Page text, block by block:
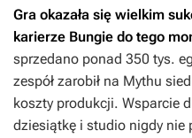
Gra okazała się wielkim
karierze Bungie do tego
sprzedano ponad 350 tys.
zespół zarobił na Mythu
koszty produkcji. Wsparcie
dziesiątkę i studio nigdy nie